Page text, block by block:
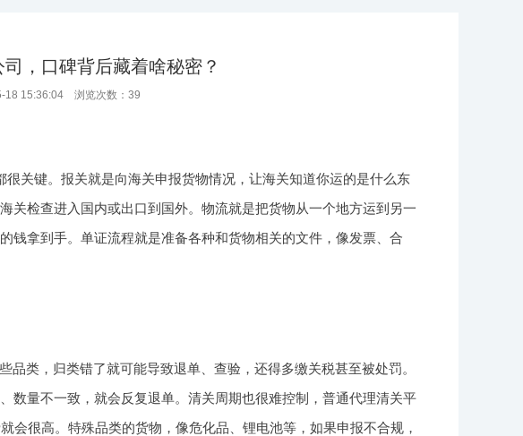
司，口碑背后藏着啥秘密？
18 15:36:04 浏览次数： 39
关键。报关就是向海关申报货物情况，让海关知道你运的是什么东
关检查进入国内或出口到国外。物流就是把货物从一个地方运到另一
钱拿到手。单证流程就是准备各种和货物相关的文件，像发票、合
类，归类错了就可能导致退单、查验，还得多缴关税甚至被处罚。
数量不一致，就会反复退单。清关周期也很难控制，普通代理清关平
会很高。特殊品类的货物，像危化品、锂电池等，如果申报不合规，